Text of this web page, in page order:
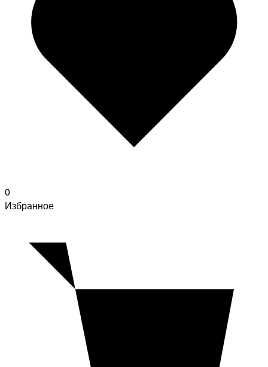
0
Избранное